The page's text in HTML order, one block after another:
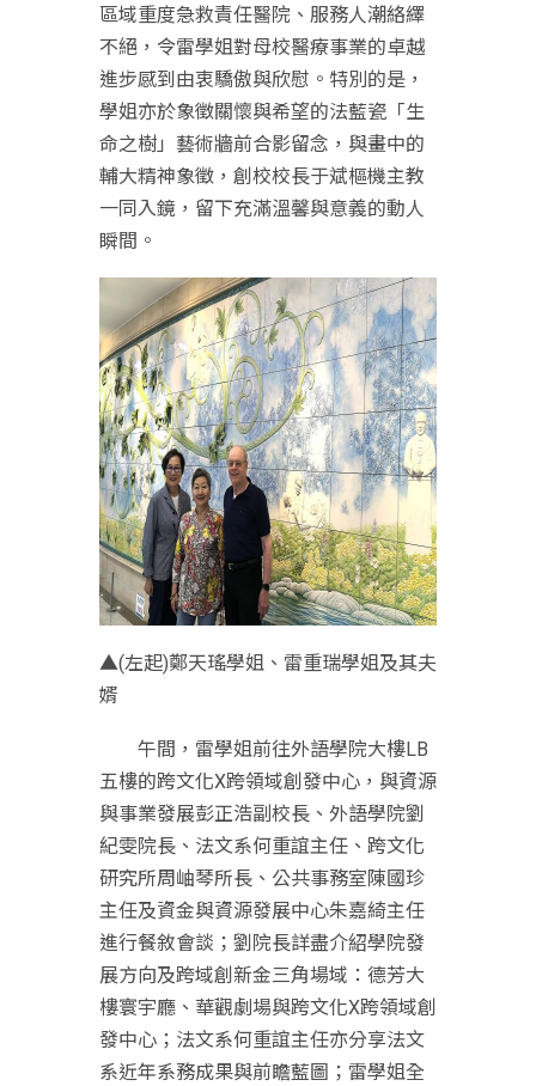
區域重度急救責任醫院、服務人潮絡繹
不絕，令雷學姐對母校醫療事業的卓越
進步感到由衷驕傲與欣慰。特別的是，
學姐亦於象徵關懷與希望的法藍瓷「生
命之樹」藝術牆前合影留念，與畫中的
輔大精神象徵，創校校長于斌樞機主教
一同入鏡，留下充滿溫馨與意義的動人
瞬間。
▲(左起)鄭天瑤學姐、雷重瑞學姐及其夫
婿
午間，雷學姐前往外語學院大樓LB
五樓的跨文化X跨領域創發中心，與資源
與事業發展彭正浩副校長、外語學院劉
紀雯院長、法文系何重誼主任、跨文化
研究所周岫琴所長、公共事務室陳國珍
主任及資金與資源發展中心朱嘉綺主任
進行餐敘會談；劉院長詳盡介紹學院發
展方向及跨域創新金三角場域：德芳大
樓寰宇廳、華觀劇場與跨文化X跨領域創
發中心；法文系何重誼主任亦分享法文
系近年系務成果與前瞻藍圖；雷學姐全